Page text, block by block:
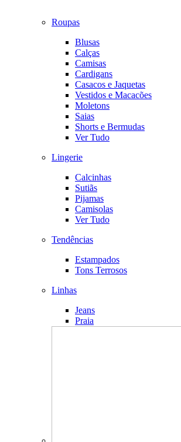
Roupas
Blusas
Calças
Camisas
Cardigans
Casacos e Jaquetas
Vestidos e Macacões
Moletons
Saias
Shorts e Bermudas
Ver Tudo
Lingerie
Calcinhas
Sutiãs
Pijamas
Camisolas
Ver Tudo
Tendências
Estampados
Tons Terrosos
Linhas
Jeans
Praia